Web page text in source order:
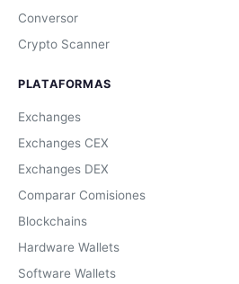
Conversor
Crypto Scanner
PLATAFORMAS
Exchanges
Exchanges CEX
Exchanges DEX
Comparar Comisiones
Blockchains
Hardware Wallets
Software Wallets